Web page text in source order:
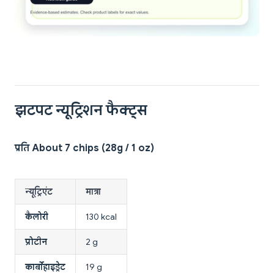
झटपट न्यूट्रिशन फैक्ट्स
प्रति About 7 chips (28g / 1 oz)
न्यूट्रिएंट मात्रा
कैलोरी 130 kcal
प्रोटीन 2 g
कार्बोहाइड्रेट 19 g